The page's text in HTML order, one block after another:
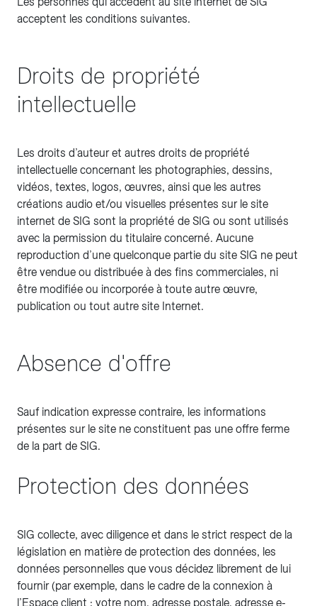
acceptent les conditions suivantes.
Droits de propriété
intellectuelle
Les droits d’auteur et autres droits de propriété
intellectuelle concernant les photographies, dessins,
vidéos, textes, logos, œuvres, ainsi que les autres
créations audio et/ou visuelles présentes sur le site
internet de SIG sont la propriété de SIG ou sont utilisés
avec la permission du titulaire concerné. Aucune
reproduction d’une quelconque partie du site SIG ne peut
être vendue ou distribuée à des fins commerciales, ni
être modifiée ou incorporée à toute autre œuvre,
publication ou tout autre site Internet.
Absence d'offre
Sauf indication expresse contraire, les informations
présentes sur le site ne constituent pas une offre ferme
de la part de SIG.
Protection des données
SIG collecte, avec diligence et dans le strict respect de la
législation en matière de protection des données, les
données personnelles que vous décidez librement de lui
fournir (par exemple, dans le cadre de la connexion à
l’Espace client : votre nom, adresse postale, adresse e-